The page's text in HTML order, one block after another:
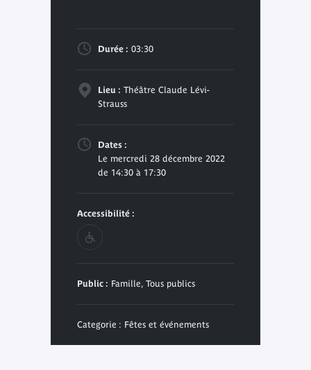
Durée : 03:30
Lieu : Théâtre Claude Lévi-
Strauss
Dates :
Le mercredi 28 décembre 2022
de 14:30 à 17:30
Accessibilité :
Public : Famille, Tous publics
Categorie : Fêtes et événements